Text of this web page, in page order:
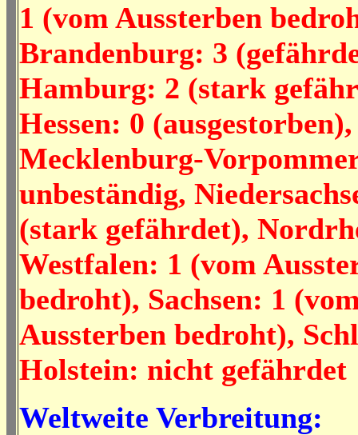
1 (vom Aussterben
Brandenburg: 3
Hamburg: 2 (stark
Hessen: 0 (ausgestorben),
Mecklenburg-
unbeständig,
(stark gefährdet),
Westfalen: 1 (vom
bedroht), Sachsen: 1
Aussterben bedroht),
Holstein: nicht gefährdet
Weltweite Verbreitung: